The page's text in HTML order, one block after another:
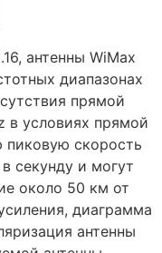
антенны WiMax
диапазонах
прямой
в условиях прямой
скорость
секунду и могут
около 50 км от
диаграмма
антенны